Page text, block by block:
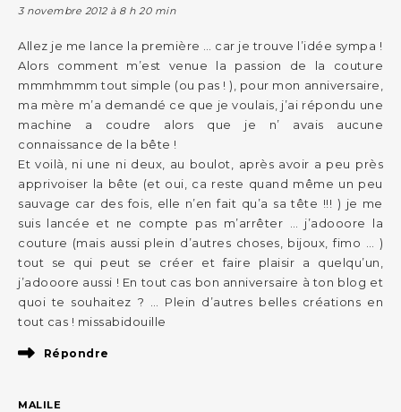
3 novembre 2012 à 8 h 20 min
Allez je me lance la première … car je trouve l’idée sympa !
Alors comment m’est venue la passion de la couture
mmmhmmm tout simple (ou pas ! ), pour mon anniversaire,
ma mère m’a demandé ce que je voulais, j’ai répondu une
machine a coudre alors que je n’ avais aucune
connaissance de la bête !
Et voilà, ni une ni deux, au boulot, après avoir a peu près
apprivoiser la bête (et oui, ca reste quand même un peu
sauvage car des fois, elle n’en fait qu’a sa tête !!! ) je me
suis lancée et ne compte pas m’arrêter … j’adooore la
couture (mais aussi plein d’autres choses, bijoux, fimo … )
tout se qui peut se créer et faire plaisir a quelqu’un,
j’adooore aussi ! En tout cas bon anniversaire à ton blog et
quoi te souhaitez ? … Plein d’autres belles créations en
tout cas ! missabidouille
Répondre
MALILE